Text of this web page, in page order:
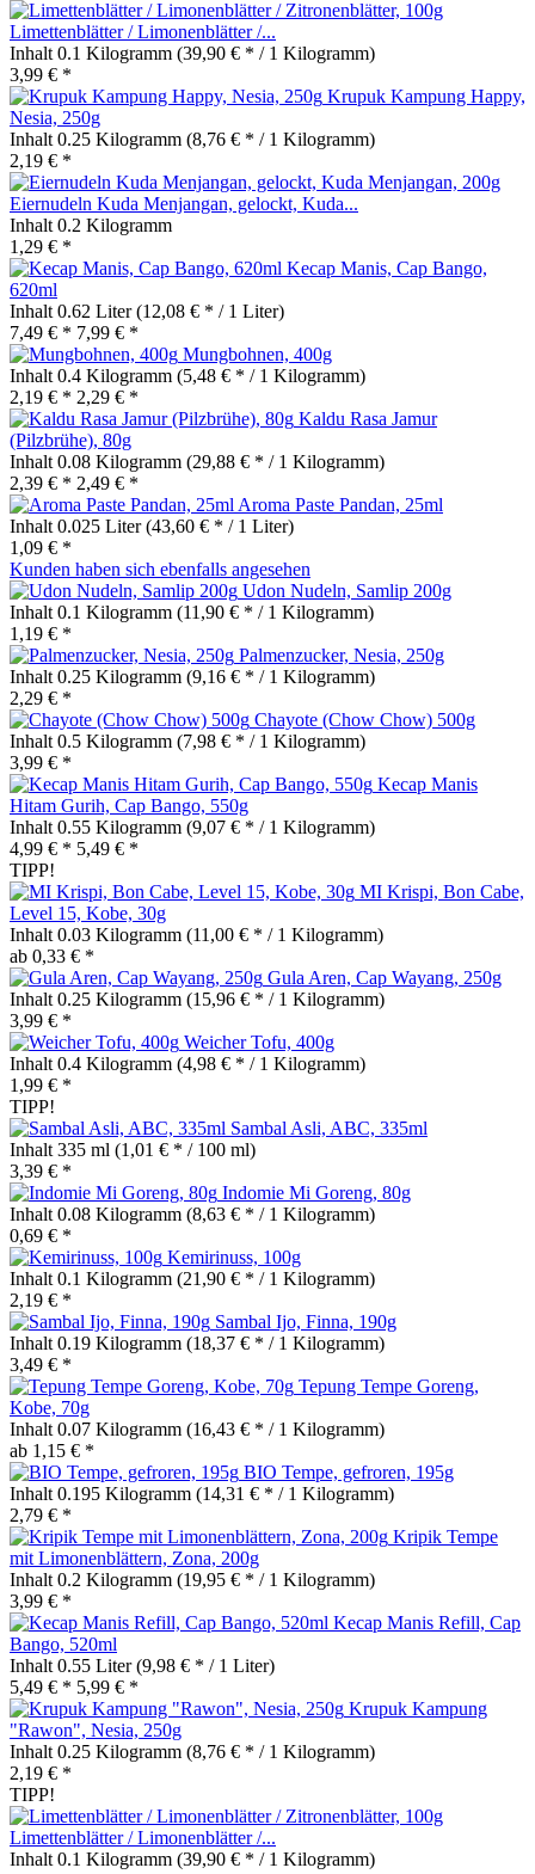
Limettenblätter / Limonenblätter /...
Inhalt 0.1 Kilogramm (39,90 € * / 1 Kilogramm)
3,99 € *
Krupuk Kampung Happy,
Nesia, 250g
Inhalt 0.25 Kilogramm (8,76 € * / 1 Kilogramm)
2,19 € *
Eiernudeln Kuda Menjangan, gelockt, Kuda...
Inhalt 0.2 Kilogramm
1,29 € *
Kecap Manis, Cap Bango,
620ml
Inhalt 0.62 Liter(12,08 € * / 1 Liter)
7,49 € * 7,99 € *
Mungbohnen, 400g
Inhalt 0.4 Kilogramm (5,48 € * / 1 Kilogramm)
2,19 € * 2,29 € *
Kaldu Rasa Jamur
(Pilzbrühe), 80g
Inhalt 0.08 Kilogramm (29,88 € * / 1 Kilogramm)
2,39 € * 2,49 € *
Aroma Paste Pandan, 25ml
Inhalt 0.025 Liter(43,60 € * / 1 Liter)
1,09 € *
Kunden haben sich ebenfalls angesehen
Udon Nudeln, Samlip 200g
Inhalt 0.1 Kilogramm (11,90 € * / 1 Kilogramm)
1,19 € *
Palmenzucker, Nesia, 250g
Inhalt 0.25 Kilogramm (9,16 € * / 1 Kilogramm)
2,29 € *
Chayote (Chow Chow) 500g
Inhalt 0.5 Kilogramm (7,98 € * / 1 Kilogramm)
3,99 € *
Kecap Manis
Hitam Gurih, Cap Bango, 550g
Inhalt 0.55 Kilogramm (9,07 € * / 1 Kilogramm)
4,99 € * 5,49 € *
TIPP!
MI Krispi, Bon Cabe,
Level 15, Kobe, 30g
Inhalt 0.03 Kilogramm (11,00 € * / 1 Kilogramm)
ab 0,33 € *
Gula Aren, Cap Wayang, 250g
Inhalt 0.25 Kilogramm (15,96 € * / 1 Kilogramm)
3,99 € *
Weicher Tofu, 400g
Inhalt 0.4 Kilogramm (4,98 € * / 1 Kilogramm)
1,99 € *
TIPP!
Sambal Asli, ABC, 335ml
Inhalt 335 ml (1,01 € * / 100 ml)
3,39 € *
Indomie Mi Goreng, 80g
Inhalt 0.08 Kilogramm (8,63 € * / 1 Kilogramm)
0,69 € *
Kemirinuss, 100g
Inhalt 0.1 Kilogramm (21,90 € * / 1 Kilogramm)
2,19 € *
Sambal Ijo, Finna, 190g
Inhalt 0.19 Kilogramm (18,37 € * / 1 Kilogramm)
3,49 € *
Tepung Tempe Goreng,
Kobe, 70g
Inhalt 0.07 Kilogramm (16,43 € * / 1 Kilogramm)
ab 1,15 € *
BIO Tempe, gefroren, 195g
Inhalt 0.195 Kilogramm (14,31 € * / 1 Kilogramm)
2,79 € *
Kripik Tempe
mit Limonenblättern, Zona, 200g
Inhalt 0.2 Kilogramm (19,95 € * / 1 Kilogramm)
3,99 € *
Kecap Manis Refill, Cap
Bango, 520ml
Inhalt 0.55 Liter(9,98 € * / 1 Liter)
5,49 € * 5,99 € *
Krupuk Kampung
"Rawon", Nesia, 250g
Inhalt 0.25 Kilogramm (8,76 € * / 1 Kilogramm)
2,19 € *
TIPP!
Limettenblätter / Limonenblätter /...
Inhalt 0.1 Kilogramm (39,90 € * / 1 Kilogramm)